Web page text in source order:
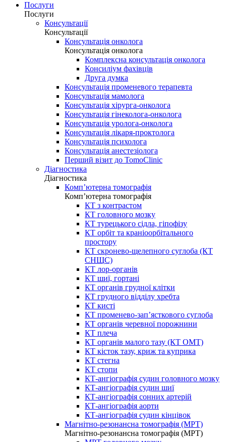
Послуги
Послуги
Консультації
Консультації
Консультація онколога
Консультація онколога
Комплексна консультація онколога
Консиліум фахівців
Друга думка
Консультація променевого терапевта
Консультація мамолога
Консультація хірурга-онколога
Консультація гінеколога-онколога
Консультація уролога-онколога
Консультація лікаря-проктолога
Консультація психолога
Консультація анестезіолога
Перший візит до TomoClinic
Діагностика
Діагностика
Комп’ютерна томографія
Комп’ютерна томографія
КТ з контрастом
КТ головного мозку
КТ турецького сідла, гіпофізу
КТ орбіт та краніоорбітального
простору
КТ скронево-щелепного суглоба (КТ
СНЩС)
КТ лор-органів
КТ шиї, гортані
КТ органів грудної клітки
КТ грудного відділу хребта
КТ кисті
КТ променево-зап’ясткового суглоба
КТ органів черевної порожнини
КТ плеча
КТ органів малого тазу (КТ ОМТ)
КТ кісток тазу, криж та куприка
КТ стегна
КТ стопи
КТ-ангіографія судин головного мозку
КТ-ангіографія судин шиї
КТ-ангіографія сонних артерій
КТ-ангіографія аорти
КТ-ангіографія судин кінцівок
Магнітно-резонансна томографія (МРТ)
Магнітно-резонансна томографія (МРТ)